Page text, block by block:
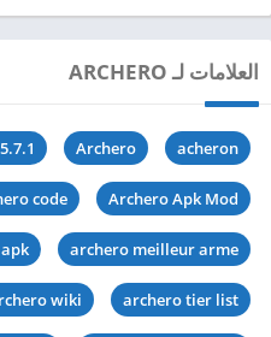
العلامات لـ ARCHERO
acheron
Archero
Archero Apk Mod
code
archero meilleur arme
archero tier list
wiki